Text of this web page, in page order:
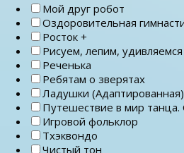
Мой друг робот
Оздоровительная
Росток +
Рисуем, лепим, удивляемся
Реченька
Ребятам о зверятах
Ладушки (Адаптированная)
Путешествие в мир танца.
Игровой фольклор
Тхэквондо
Чистый тон